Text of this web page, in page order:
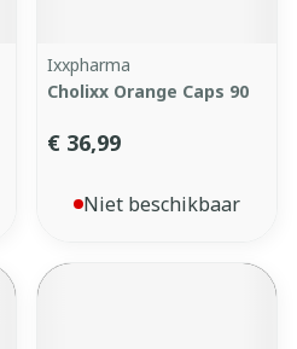
Ixxpharma
Cholixx Orange Caps 90
€ 36,99
Niet beschikbaar